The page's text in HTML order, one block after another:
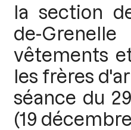
la section
de-
vêtements
les frères
séance du
(19